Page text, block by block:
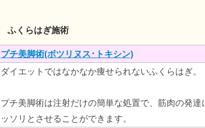
ふくらはぎ施術
プチ美脚術(ボツリヌス･トキシン)
ダイエットではなかなか痩せられないふくらはぎ。
プチ美脚術は注射だけの簡単な処置で、筋肉の発
ッソリとさせることができます。